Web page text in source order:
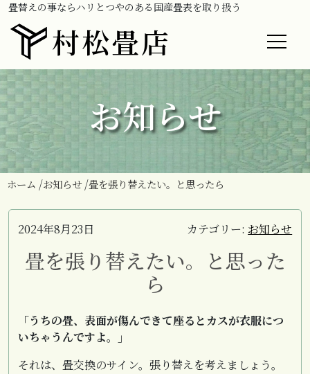
畳替えの事ならハリとつやのある国産畳表を取り扱う
村松畳店
お知らせ
ホーム お知らせ 畳を張り替えたい。と思ったら
2024年8月23日 カテゴリー: お知らせ
畳を張り替えたい。と思った
ら
「うちの畳、表面が傷んできて座るとカスが衣服につ
いちゃうんですよ。」
それは、畳交換のサイン。張り替えを考えましょう。